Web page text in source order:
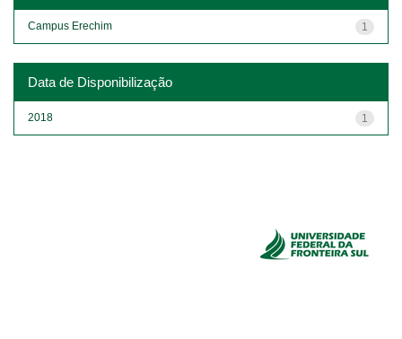
1
Campus Erechim
Data de Disponibilização
1
2018